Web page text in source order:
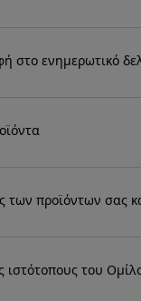
στο ενημερωτικό
των προϊόντων σας
του